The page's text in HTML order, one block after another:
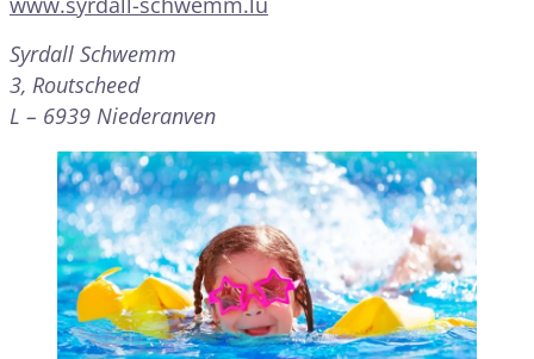
Syrdall Schwemm
3, Routscheed
L – 6939 Niederanven